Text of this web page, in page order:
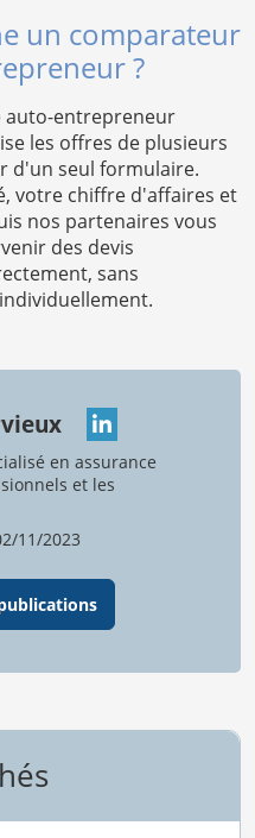
un comparateur
?
auto-entrepreneur
les offres de plusieurs
d'un seul formulaire.
votre chiffre d'affaires et
nos partenaires vous
des devis
sans
en assurance
et les
11/2023